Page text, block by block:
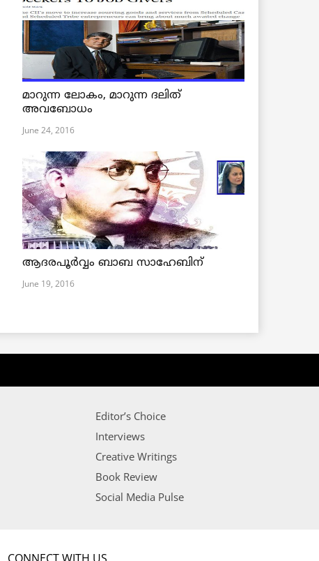
മാറുന്ന ലോകം, മാറുന്ന ദലിത്
അവബോധം
June 24, 2016
ആദരപൂര്‍വ്വം ബാബ സാഹേബിന്
June 19, 2016
Editor’s Choice
Interviews
Creative Writings
Book Review
Social Media Pulse